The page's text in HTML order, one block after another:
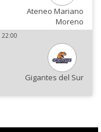
Ateneo Mariano
Moreno
22:00
Gigantes del Sur